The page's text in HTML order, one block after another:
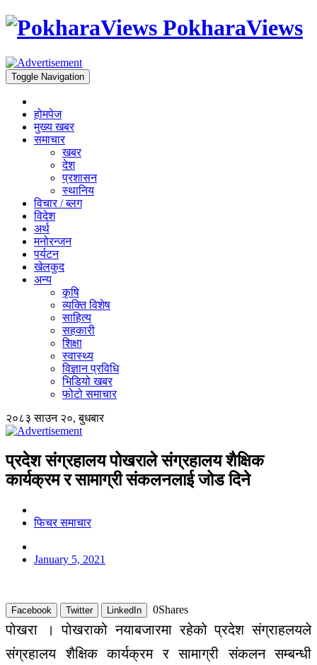
PokharaViews
Toggle Navigation
होमपेज
मुख्य खबर
समाचार
खबर
देश
प्रशासन
स्थानिय
विचार / ब्लग
विदेश
अर्थ
मनोरन्जन
पर्यटन
खेलकुद
अन्य
कृषि
व्यक्ति विशेष
साहित्य
सहकारी
शिक्षा
स्वास्थ्य
विज्ञान प्रविधि
भिडियो खबर
फोटो समाचार
२०८३ साउन २०, बुधबार
प्रदेश संग्रहालय पोखराले संग्रहालय शैक्षिक
कार्यक्रम र सामाग्री संकलनलाई जोड दिने
फिचर समाचार
January 5, 2021
Facebook Twitter LinkedIn 0Shares
पोखरा । पोखराको नयाबजारमा रहेको प्रदेश संग्राहलयले
संग्रहालय शैक्षिक कार्यक्रम र सामाग्री संकलन सम्बन्धी